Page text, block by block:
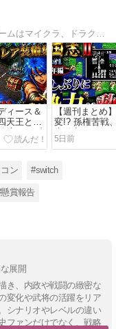
ィース＆
天王との
境へ｜ブ
#15〜
【週刊まとめ
変!? 孫権苦戦
大激突！｜ス
Ⅱ シナリオ1
5日前
ン #switch
賞報告
展開
き、内政や戦闘の緻密な
変化や武将の活躍をリア
シナリオやレベルの違い
ファンだけでなく、戦略